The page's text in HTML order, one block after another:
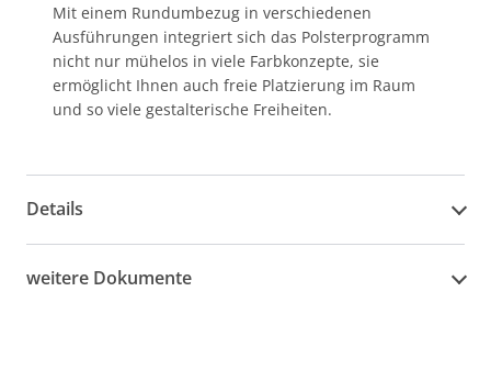
Mit einem Rundumbezug in verschiedenen
Ausführungen integriert sich das Polsterprogramm
nicht nur mühelos in viele Farbkonzepte, sie
ermöglicht Ihnen auch freie Platzierung im Raum
und so viele gestalterische Freiheiten.
Details
weitere Dokumente